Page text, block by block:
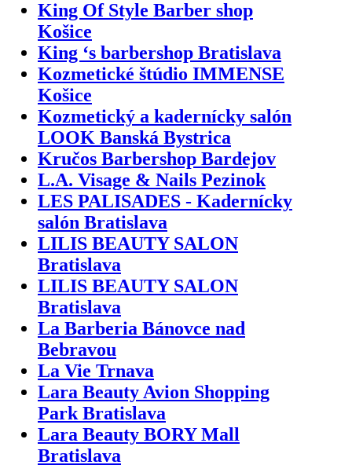
King Of Style Barber shop
Košice
King ‘s barbershop Bratislava
Kozmetické štúdio IMMENSE
Košice
Kozmetický a kadernícky salón
LOOK Banská Bystrica
Kručos Barbershop Bardejov
L.A. Visage & Nails Pezinok
LES PALISADES - Kadernícky
salón Bratislava
LILIS BEAUTY SALON
Bratislava
LILIS BEAUTY SALON
Bratislava
La Barberia Bánovce nad
Bebravou
La Vie Trnava
Lara Beauty Avion Shopping
Park Bratislava
Lara Beauty BORY Mall
Bratislava